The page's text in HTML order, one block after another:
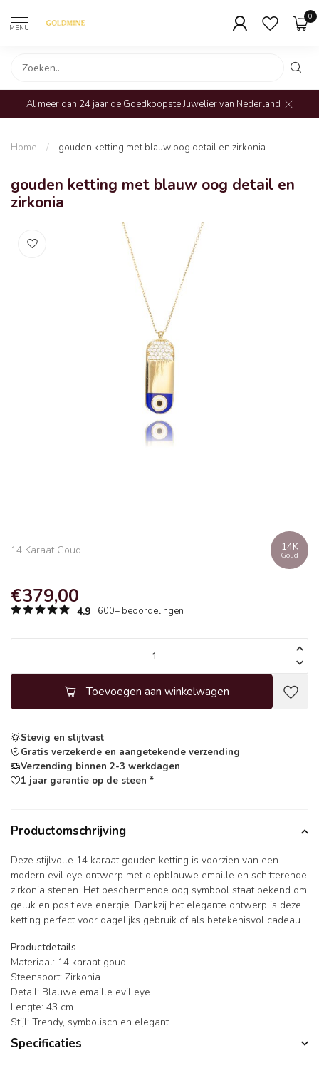
MENU
0
Al meer dan 24 jaar de Goedkoopste Juwelier van Nederland
Home / gouden ketting met blauw oog detail en zirkonia
gouden ketting met blauw oog detail en
zirkonia
14 Karaat Goud 14K
Goud
€379,00
4.9 600+ beoordelingen
Toevoegen aan winkelwagen
Stevig en slijtvast
Gratis verzekerde en aangetekende verzending
Verzending binnen 2-3 werkdagen
1 jaar garantie op de steen *
Productomschrijving
Deze stijlvolle 14 karaat gouden ketting is voorzien van een
modern evil eye ontwerp met diepblauwe emaille en schitterende
zirkonia stenen. Het beschermende oog symbool staat bekend om
geluk en positieve energie. Dankzij het elegante ontwerp is deze
ketting perfect voor dagelijks gebruik of als betekenisvol cadeau.
Productdetails
Materiaal: 14 karaat goud
Steensoort: Zirkonia
Detail: Blauwe emaille evil eye
Lengte: 43 cm
Stijl: Trendy, symbolisch en elegant
Specificaties